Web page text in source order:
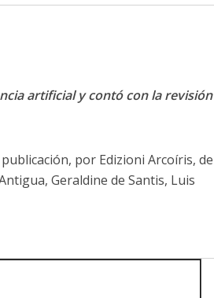
artificial y contó con la revisión
por Edizioni Arcoíris, de
Geraldine de Santis, Luis